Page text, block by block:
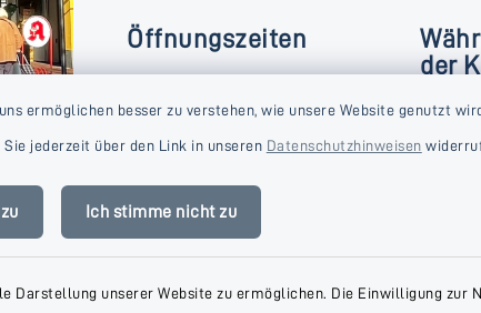
ermöglichen besser zu verstehen, wie unsere Website genutzt
jederzeit über den Link in unseren Datenschutzhinweisen
Ich stimme nicht zu
Darstellung unserer Website zu ermöglichen. Die Einwilligung zur
Öffnungszeiten
Freitag
09:00-16:00 Uhr
Mittwoch
09:00-14:00 Uhr
der